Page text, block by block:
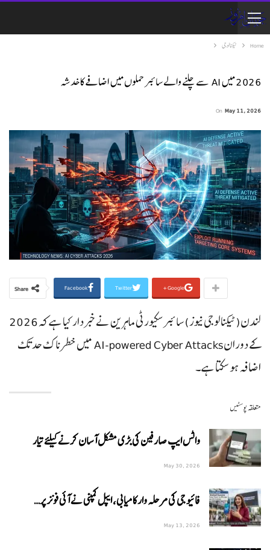
Home ٹیکنالوجی
2026 میں AI سے چلنے والے سائبر حملوں میں اضافے کا خدشہ
On May 11, 2026
Share Facebook Twitter Google+
لندن(ٹیکنالوجی نیوز) سائبر سکیورٹی ماہرین نے خبردار کیا ہے کہ 2026
کے دوران AI-powered Cyber Attacks میں خطرناک حد تک
اضافہ ہو سکتا ہے۔
متعلقہ پوسٹیں
واٹس ایپ صارفین کی بڑی مشکل آسان کرنے کیلئے تیار
May 30, 2026
فائیو جی کی مرحلہ وار کامیابی، ایپل کمپنی نے آئی فونز پر…
May 13, 2026